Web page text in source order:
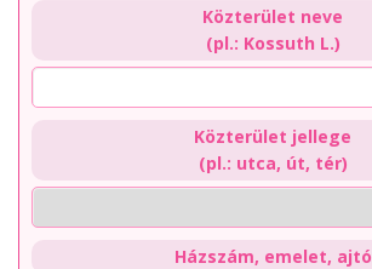
Közterület neve
(pl.: Kossuth L.)
Közterület jellege
(pl.: utca, út, tér)
Házszám, emelet, ajtó